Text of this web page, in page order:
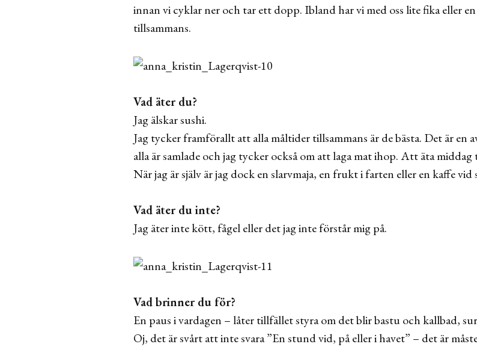
innan vi cyklar ner och tar ett dopp. Ibland har vi med oss lite fika eller
tillsammans.
Vad äter du?
Jag älskar sushi.
Jag tycker framförallt att alla måltider tillsammans är de bästa. Det är en
alla är samlade och jag tycker också om att laga mat ihop. Att äta
När jag är själv är jag dock en slarvmaja, en frukt i farten eller en kaffe
Vad äter du inte?
Jag äter inte kött, fågel eller det jag inte förstår mig på.
Vad brinner du för?
En paus i vardagen – låter tillfället styra om det blir bastu och kallbad,
Oj, det är svårt att inte svara ”En stund vid, på eller i havet” – det är